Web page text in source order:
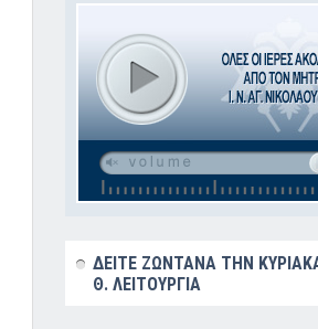
ΔΕΙΤΕ ΖΩΝΤΑΝΑ ΤΗΝ
Θ. ΛΕΙΤΟΥΡΓΙΑ